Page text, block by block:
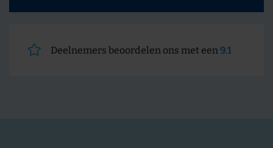
Deelnemers beoordelen ons met een 9.1